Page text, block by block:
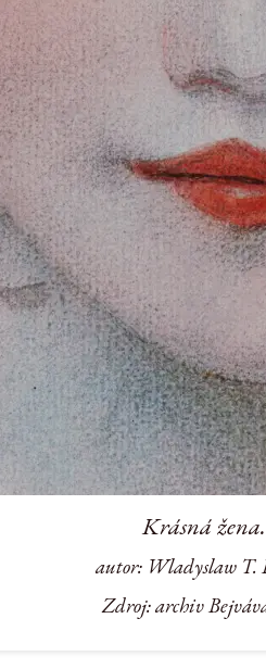
Krásná žena.
autor: Wladyslaw T.
Zdroj: archiv